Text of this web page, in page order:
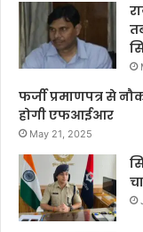
फर्जी प्रमाणपत्र से
होगी एफआईआर
May 21, 2025